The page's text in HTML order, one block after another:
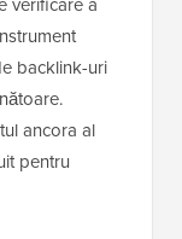
backlink-uri
ancora al
pentru